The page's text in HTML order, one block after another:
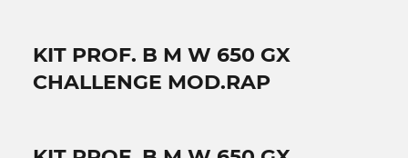
KIT PROF. B M W 650 GX
CHALLENGE MOD.RAP